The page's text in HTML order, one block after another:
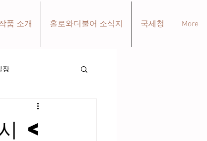
품 소개 홀로와더불어 소식지 국세청 More
장
<